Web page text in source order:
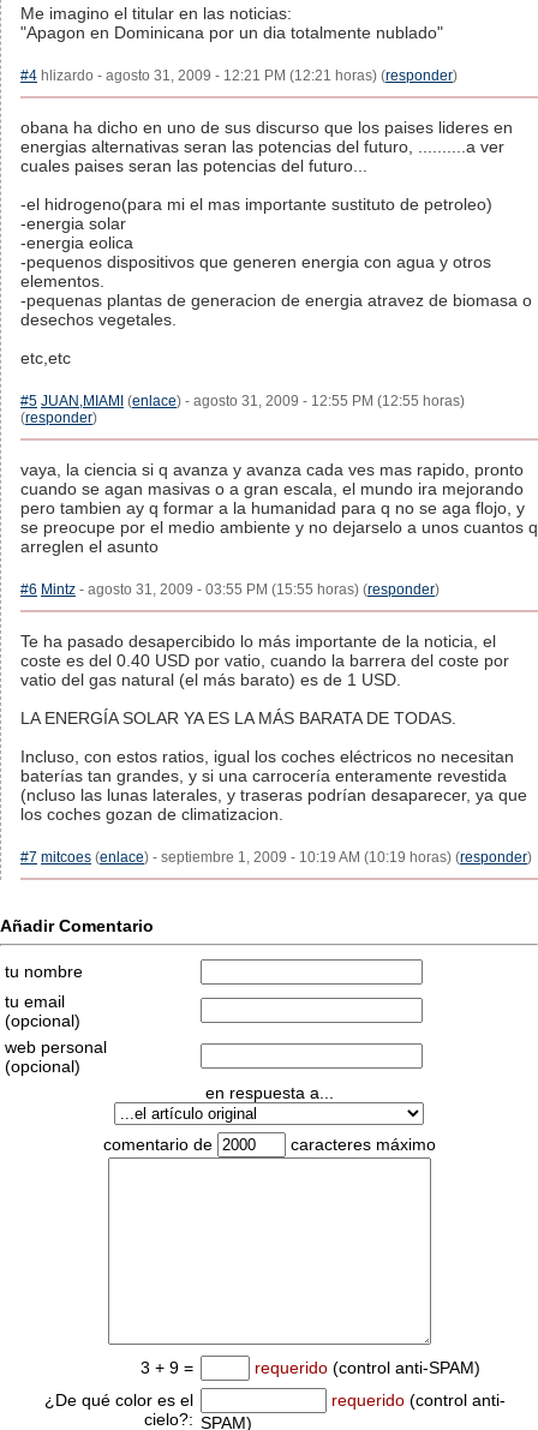
Me imagino el titular en las noticias:
"Apagon en Dominicana por un dia totalmente nublado"
#4 hlizardo - agosto 31, 2009 - 12:21 PM (12:21 horas) (responder)
obana ha dicho en uno de sus discurso que los paises lideres en
energias alternativas seran las potencias del futuro, ..........a ver
cuales paises seran las potencias del futuro...
-el hidrogeno(para mi el mas importante sustituto de petroleo)
-energia solar
-energia eolica
-pequenos dispositivos que generen energia con agua y otros
elementos.
-pequenas plantas de generacion de energia atravez de biomasa o
desechos vegetales.
etc,etc
#5 JUAN,MIAMI (enlace) - agosto 31, 2009 - 12:55 PM (12:55 horas)
(responder)
vaya, la ciencia si q avanza y avanza cada ves mas rapido, pronto
cuando se agan masivas o a gran escala, el mundo ira mejorando
pero tambien ay q formar a la humanidad para q no se aga flojo, y
se preocupe por el medio ambiente y no dejarselo a unos cuantos q
arreglen el asunto
#6 Mintz - agosto 31, 2009 - 03:55 PM (15:55 horas) (responder)
Te ha pasado desapercibido lo más importante de la noticia, el
coste es del 0.40 USD por vatio, cuando la barrera del coste por
vatio del gas natural (el más barato) es de 1 USD.
LA ENERGÍA SOLAR YA ES LA MÁS BARATA DE TODAS.
Incluso, con estos ratios, igual los coches eléctricos no necesitan
baterías tan grandes, y si una carrocería enteramente revestida
(ncluso las lunas laterales, y traseras podrían desaparecer, ya que
los coches gozan de climatizacion.
#7 mitcoes (enlace) - septiembre 1, 2009 - 10:19 AM (10:19 horas) (responder)
Añadir Comentario
tu nombre
tu email
(opcional)
web personal
(opcional)
en respuesta a...
comentario de caracteres máximo
3 + 9 = requerido (control anti-SPAM)
¿De qué color es el
cielo?:
requerido (control anti-
SPAM)